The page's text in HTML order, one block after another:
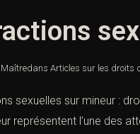
dans Articles sur les droits
sexuelles sur mineur :
représentent l’une des